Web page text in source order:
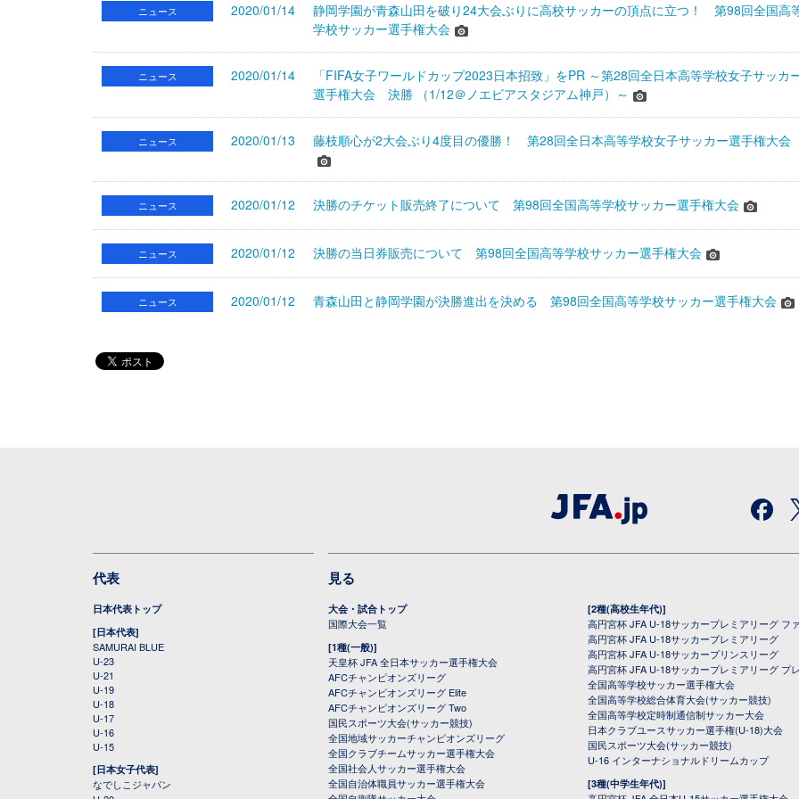
ニュース 2020/01/14
静岡学園が青森山田を破り24大会ぶりに高校サッカーの頂点に立つ！ 第98回全国高
学校サッカー選手権大会
ニュース 2020/01/14
「FIFA女子ワールドカップ2023日本招致」をPR ～第28回全日本高等学校女子サッカ
選手権大会 決勝 （1/12＠ノエビアスタジアム神戸）～
ニュース 2020/01/13 藤枝順心が2大会ぶり4度目の優勝！ 第28回全日本高等学校女子サッカー選手権大会
ニュース 2020/01/12 決勝のチケット販売終了について 第98回全国高等学校サッカー選手権大会
ニュース 2020/01/12 決勝の当日券販売について 第98回全国高等学校サッカー選手権大会
ニュース 2020/01/12 青森山田と静岡学園が決勝進出を決める 第98回全国高等学校サッカー選手権大会
代表
日本代表トップ
[日本代表]
SAMURAI BLUE
U-23
U-21
U-19
U-18
U-17
U-16
U-15
[日本女子代表]
なでしこジャパン
見る
大会・試合トップ
国際大会一覧
[1種(一般)]
天皇杯 JFA 全日本サッカー選手権大会
AFCチャンピオンズリーグ
AFCチャンピオンズリーグ Elite
AFCチャンピオンズリーグ Two
国民スポーツ大会(サッカー競技)
全国地域サッカーチャンピオンズリーグ
全国クラブチームサッカー選手権大会
全国社会人サッカー選手権大会
全国自治体職員サッカー選手権大会
[2種(高校生年代)]
高円宮杯 JFA U-18サッカープレミアリーグ フ
高円宮杯 JFA U-18サッカープレミアリーグ
高円宮杯 JFA U-18サッカープリンスリーグ
高円宮杯 JFA U-18サッカープレミアリーグ プ
全国高等学校サッカー選手権大会
全国高等学校総合体育大会(サッカー競技)
全国高等学校定時制通信制サッカー大会
日本クラブユースサッカー選手権(U-18)大会
国民スポーツ大会(サッカー競技)
U-16 インターナショナルドリームカップ
[3種(中学生年代)]